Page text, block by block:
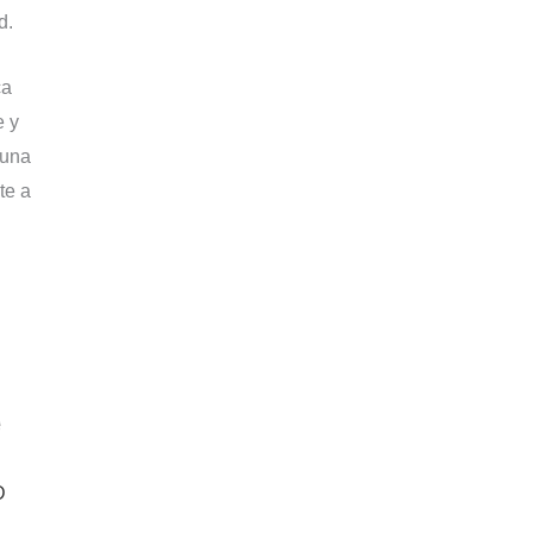
y
a